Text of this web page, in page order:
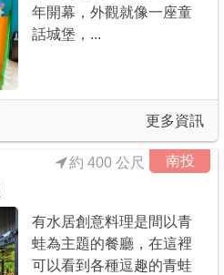
年開幕，外觀就像一座童
話城堡，...
更多資訊
南投
約 400 公尺
有水居創意料理是間以青
蛙為主題的餐廳，在這裡
可以看到各種逗趣的青蛙